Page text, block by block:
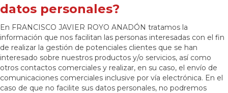
datos personales?
En FRANCISCO JAVIER ROYO ANADÓN tratamos la
información que nos facilitan las personas interesadas con el fin
de realizar la gestión de potenciales clientes que se han
interesado sobre nuestros productos y/o servicios, así como
otros contactos comerciales y realizar, en su caso, el envío de
comunicaciones comerciales inclusive por vía electrónica. En el
caso de que no facilite sus datos personales, no podremos